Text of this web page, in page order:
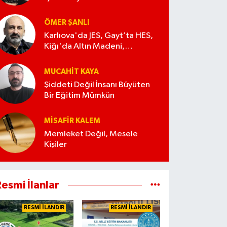
ÖMER ŞANLI
Karlıova'da JES, Gayt’ta HES,
Kiğı'da Altın Madeni,
MUCAHIT KAYA
Şiddeti Değil İnsanı Büyüten
Bir Eğitim Mümkün
MISAFIR KALEM
Memleket Değil, Mesele
Kişiler
İlanlar
RESMİ İLANDIR RESMİ İLANDIR